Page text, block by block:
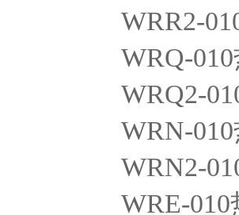
WRR2-
WRQ-010
WRQ2-
WRN-010
WRN2-
WRE-010